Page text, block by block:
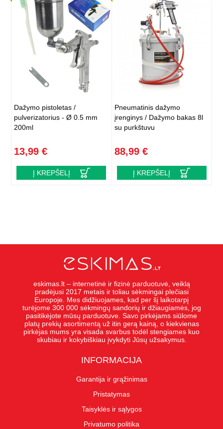
Dažymo pistoletas /
pulverizatorius - Ø 0.5 mm
200ml
13,99 €
Į KREPŠELĮ
Pneumatinis dažymo
įrenginys / Dažymo bakas 8l
su purkštuvu
88,99 €
Į KREPŠELĮ
eskimas.lt – internetinė ir fizinė parduotuvė, veiklą
pradėjusi 2017 metais ir toliau sėkmingai plečiasi
Europoje. Mes didžiuojames, kad per šį laikotarpį
turėjome 300 000 sėkmingų sandorių ir džiaugiamės, jog
pasitikėjote mūsų parduotuve. Savo pirkėjams siūlome
platų prekių asortimentą už itin gerą kainą, o kiekvienas
pirkėjas mums yra visada svarbus todėl stengiames kuo
skubiau ir kokybiškiau įvykdyti Jūsų užsakymus.
INFORMACIJA
Garantija ir grąžinimas
Pristatymas
Taisyklės ir sąlygos
Privatumo politika